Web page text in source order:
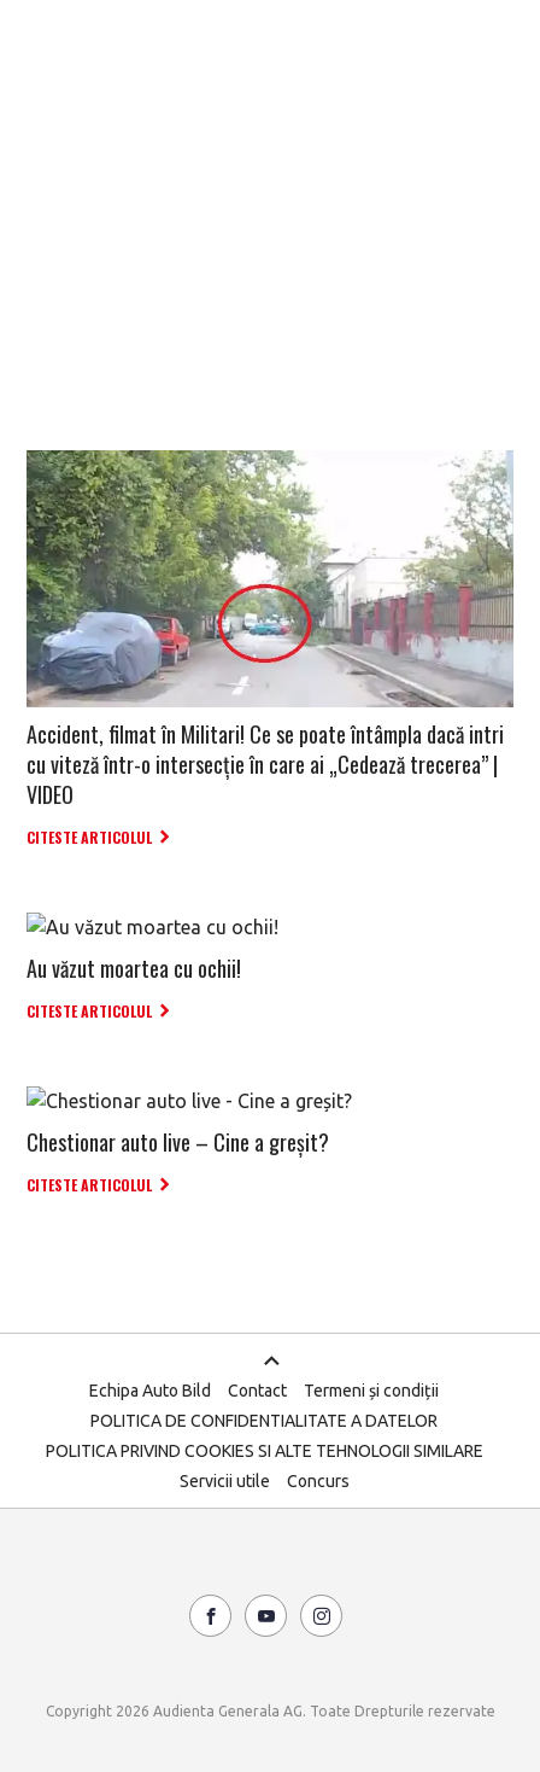
Accident, filmat în Militari! Ce se poate întâmpla dacă intri
cu viteză într-o intersecție în care ai „Cedează trecerea” |
VIDEO
CITESTE ARTICOLUL
Au văzut moartea cu ochii!
CITESTE ARTICOLUL
Chestionar auto live – Cine a greșit?
CITESTE ARTICOLUL
Echipa Auto Bild Contact
Termeni și condiții
POLITICA DE CONFIDENTIALITATE A DATELOR
POLITICA PRIVIND COOKIES SI ALTE TEHNOLOGII SIMILARE
Servicii utile
Concurs
Copyright 2026 Audienta Generala AG. Toate Drepturile rezervate